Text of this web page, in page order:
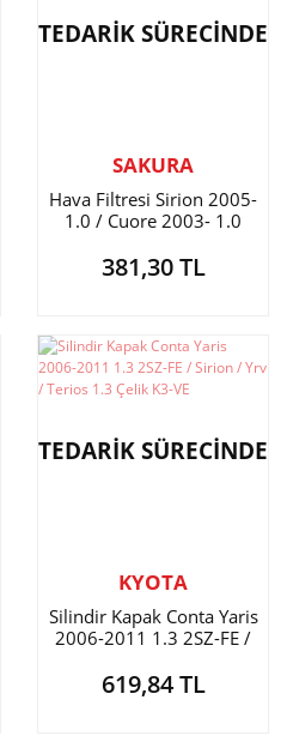
TEDARİK SÜRECİNDE
SAKURA
Hava Filtresi Sirion 2005-
1.0 / Cuore 2003- 1.0
381,30 TL
TEDARİK SÜRECİNDE
KYOTA
Silindir Kapak Conta Yaris
2006-2011 1.3 2SZ-FE /
Çelik K3-VE
619,84 TL